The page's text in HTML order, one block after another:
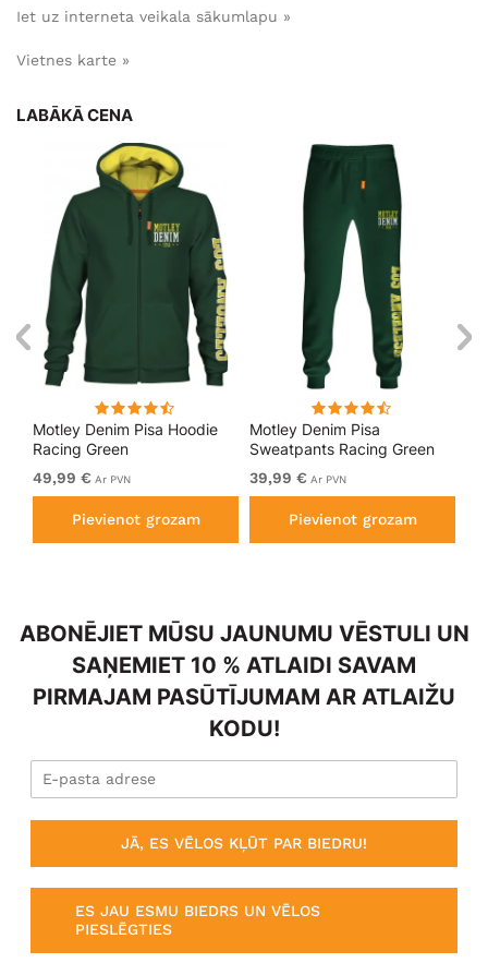
Iet uz interneta veikala sākumlapu »
Vietnes karte »
LABĀKĀ CENA
Motley Denim Pisa Hoodie
Racing Green
49,99 € Ar PVN
Pievienot grozam
Motley Denim Pisa
Sweatpants Racing Green
39,99 € Ar PVN
Pievienot grozam
ABONĒJIET MŪSU JAUNUMU VĒSTULI UN
SAŅEMIET 10 % ATLAIDI SAVAM
PIRMAJAM PASŪTĪJUMAM AR ATLAIŽU
KODU!
JĀ, ES VĒLOS KĻŪT PAR BIEDRU!
ES JAU ESMU BIEDRS UN VĒLOS
PIESLĒGTIES